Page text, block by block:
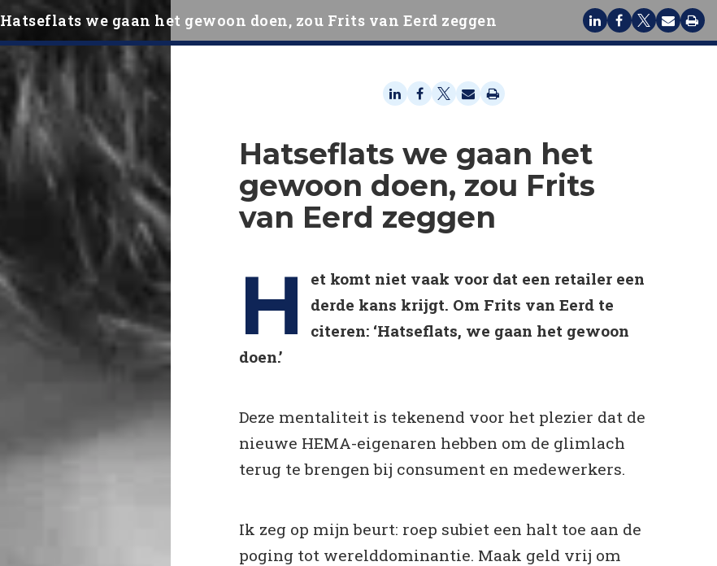
Hatseflats we gaan het gewoon doen, zou Frits van Eerd zeggen
Hatseflats we gaan het
gewoon doen, zou Frits
van Eerd zeggen
H
et komt niet vaak voor dat een retailer een
derde kans krijgt. Om Frits van Eerd te
citeren: ‘Hatseflats, we gaan het gewoon
doen.’
Deze mentaliteit is tekenend voor het plezier dat de
nieuwe HEMA-eigenaren hebben om de glimlach
terug te brengen bij consument en medewerkers.
Ik zeg op mijn beurt: roep subiet een halt toe aan de
poging tot werelddominantie. Maak geld vrij om